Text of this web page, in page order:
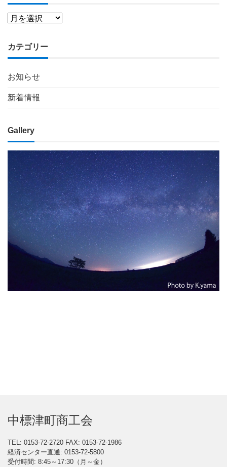
カテゴリー
お知らせ
新着情報
Gallery
中標津町商工会
TEL: 0153-72-2720 FAX: 0153-72-1986
経済センター直通: 0153-72-5800
受付時間: 8:45～17:30（月～金）